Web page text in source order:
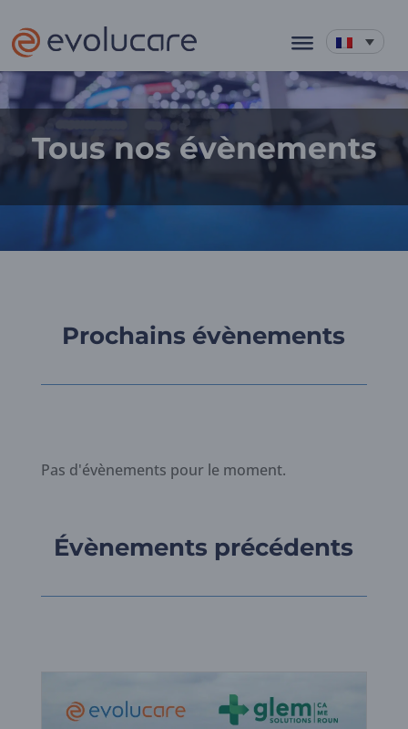
Tous nos évènements
Prochains évènements
Pas d'évènements pour le moment.
Évènements précédents